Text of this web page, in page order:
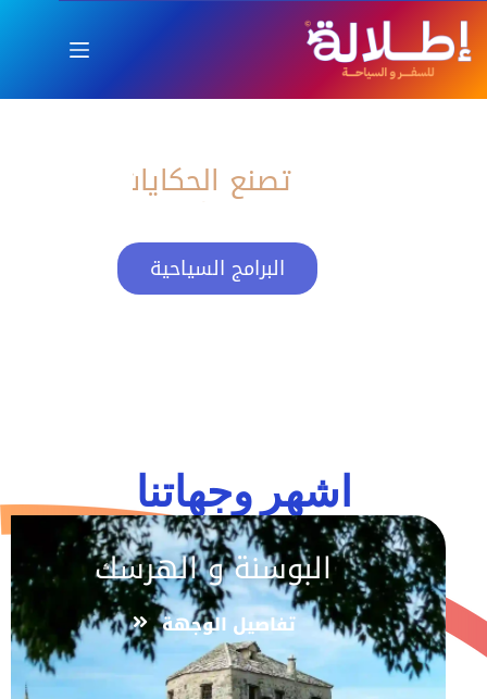
اطلالة
العام الجديد بإطلالة ساحرة
تصنع الحكايات
البرامج السياحية
اشهر وجهاتنا
البوسنة و الهرسك
تفاصيل الوجهة